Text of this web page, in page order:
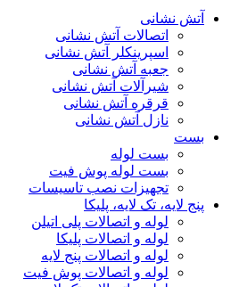
آتش نشانی
اتصالات آتش نشانی
اسپرینکلر آتش نشانی
جعبه آتش نشانی
شیرآلات آتش نشانی
قرقره آتش نشانی
نازل آتش نشانی
بست
بست لوله
بست لوله پوش فیت
تجهیزات نصب تاسیسات
پنج لایه، تک لایه، پلیکا
لوله و اتصالات پلی اتیلن
لوله و اتصالات پلیکا
لوله و اتصالات پنج لایه
لوله و اتصالات پوش فیت